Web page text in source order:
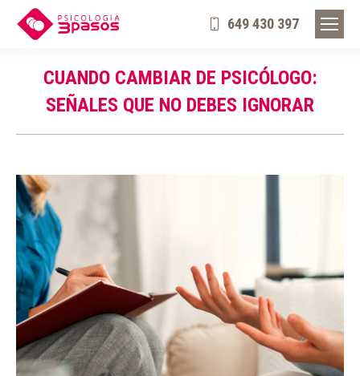
649 430 397
CUANDO CAMBIAR DE PSICÓLOGO:
SEÑALES QUE NO DEBES IGNORAR